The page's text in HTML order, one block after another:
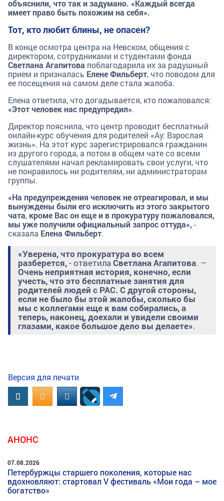
объяснили, что так и задумано. «Каждый всегда
имеет право быть похожим на себя».
Тот, кто любит блины, не опасен?
В конце осмотра центра на Невском, общения с
директором, сотрудниками и студентами фонда
Светлана Агапитова поблагодарила их за радушный
прием и призналась Елене Фильберт, что поводом для
ее посещения на самом деле стала жалоба.
Елена ответила, что догадывается, кто пожаловался:
«Этот человек нас предупредил».
Директор пояснила, что центр проводит бесплатный
онлайн-курс обучения для родителей «Ау: Взрослая
жизнь». На этот курс зарегистрировался гражданин
из другого города, а потом в общем чате со всеми
слушателями начал рекламировать свои услуги, что
не понравилось ни родителям, ни администраторам
группы.
«На предупреждения человек не отреагировал, и мы
вынуждены были его исключить из этого закрытого
чата, кроме Вас он еще и в прокуратуру пожаловался,
мы уже получили официальный запрос оттуда»,-
сказала Елена Фильберт.
«Уверена, что прокуратура во всем
разберется,- ответилаСветлана Агапитова. –
Очень неприятная история, конечно, если
учесть, что это бесплатные занятия для
родителей людей с РАС. С другой стороны,
если не было бы этой жалобы, сколько бы
мы с коллегами еще к вам собирались, а
теперь, наконец, доехали и увидели своими
глазами, какое большое дело вы делаете».
Версия для печати
ВконтактеOK.RUMAIL.RU
АНОНС
07.08.2026
Петербуржцы старшего поколения, которые нас
вдохновляют: стартовал V фестиваль «Мои года – мое
богатство»